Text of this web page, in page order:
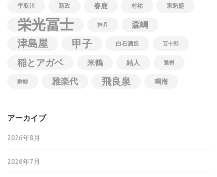
手取川 新政 春鹿 村祐 東魁盛
栄光冨士 桂月 森嶋
津島屋 甲子 白石酒造 百十郎
稲とアガベ 米鶴 結人 繁桝
酔鯨 雅楽代 飛良泉 鳴海
アーカイブ
2026年8月
2026年7月